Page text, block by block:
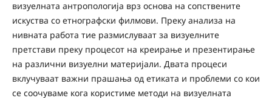
визуелната антропологија врз основа на сопствените
искуства со етнографски филмови. Преку анализа на
нивната работа тие размислуваат за визуелните
претстави преку процесот на креирање и презентирање
на различни визуелни материјали. Двата процеси
вклучуваат важни прашања од етиката и проблеми со кои
се соочуваме кога користиме методи на визуелната